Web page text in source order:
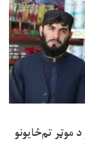
موټر تم‌ځایونو